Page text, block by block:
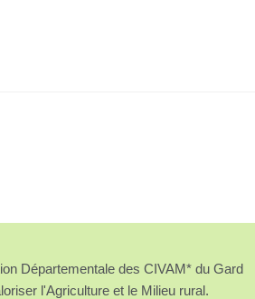
Départementale des CIVAM* du Gard
l'Agriculture et le Milieu rural.